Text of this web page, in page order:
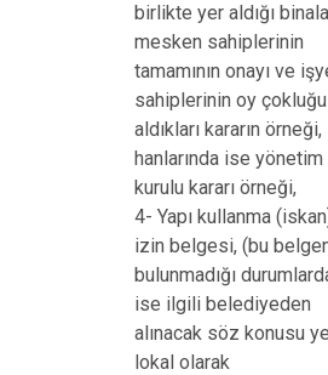
birlikte yer aldığı
mesken sahiplerinin
tamamının onayı ve
sahiplerinin oy
aldıkları kararın örneği,
hanlarında ise yönetim
kurulu kararı örneği,
4- Yapı kullanma
izin belgesi, (bu
bulunmadığı
ise ilgili belediyeden
alınacak söz konusu
lokal olarak